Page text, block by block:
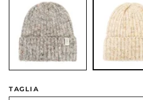
TAGLIA